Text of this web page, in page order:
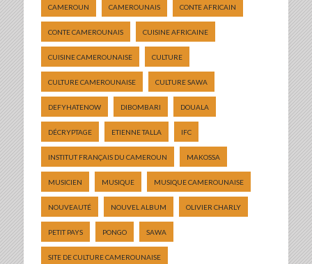
CAMEROUN CAMEROUNAIS CONTE AFRICAIN
CONTE CAMEROUNAIS CUISINE AFRICAINE
CUISINE CAMEROUNAISE CULTURE
CULTURE CAMEROUNAISE CULTURE SAWA
DEFYHATENOW DIBOMBARI DOUALA
DÉCRYPTAGE ETIENNE TALLA IFC
INSTITUT FRANÇAIS DU CAMEROUN MAKOSSA
MUSICIEN MUSIQUE MUSIQUE CAMEROUNAISE
NOUVEAUTÉ NOUVEL ALBUM OLIVIER CHARLY
PETIT PAYS PONGO SAWA
SITE DE CULTURE CAMEROUNAISE